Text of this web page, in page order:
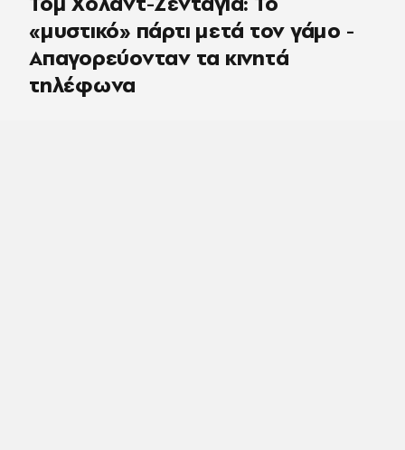
«μυστικό» πάρτι μετά τον γάμο -
Απαγορεύονταν τα κινητά
τηλέφωνα